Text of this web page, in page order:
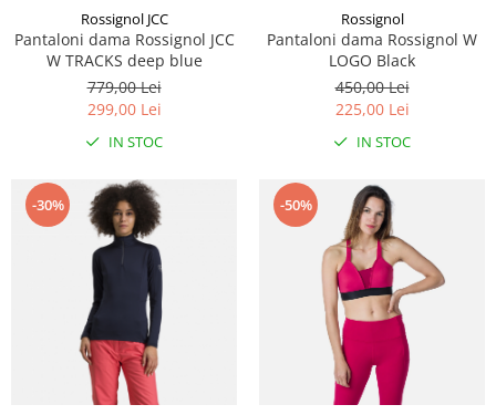
Rossignol JCC
Pantaloni dama Rossignol JCC
W TRACKS deep blue
779,00 Lei
299,00 Lei
IN STOC
Rossignol
Pantaloni dama Rossignol W
LOGO Black
450,00 Lei
225,00 Lei
IN STOC
-30% -50%